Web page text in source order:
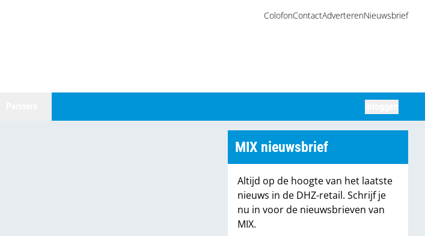
ColofonContactAdverterenNieuwsbrief
MIX nieuwsbrief
Altijd op de hoogte van het laatste
nieuws in de DHZ-retail. Schrijf je
nu in voor de nieuwsbrieven van
MIX.